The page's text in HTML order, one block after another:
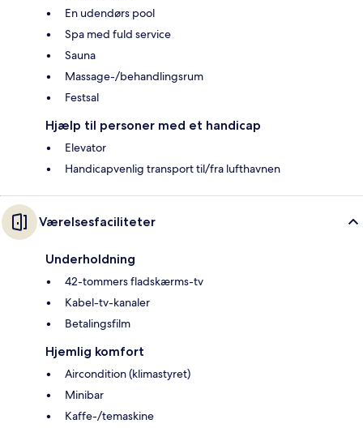
En udendørs pool
Spa med fuld service
Sauna
Massage-/behandlingsrum
Festsal
Hjælp til personer med et handicap
Elevator
Handicapvenlig transport til/fra lufthavnen
Værelsesfaciliteter
Underholdning
42-tommers fladskærms-tv
Kabel-tv-kanaler
Betalingsfilm
Hjemlig komfort
Aircondition (klimastyret)
Minibar
Kaffe-/temaskine